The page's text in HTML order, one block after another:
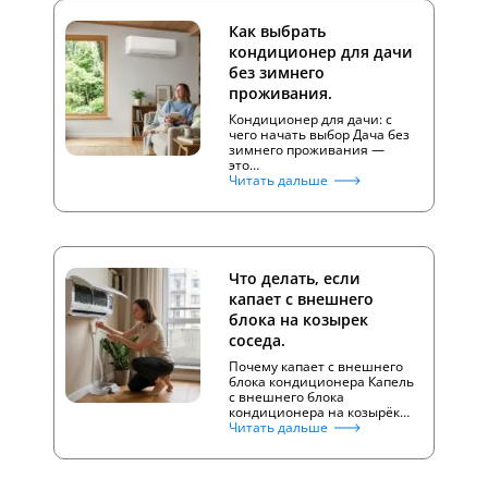
Как выбрать
кондиционер для дачи
без зимнего
проживания.
Кондиционер для дачи: с
чего начать выбор Дача без
зимнего проживания —
это…
Читать дальше
Что делать, если
капает с внешнего
блока на козырек
соседа.
Почему капает с внешнего
блока кондиционера Капель
с внешнего блока
кондиционера на козырёк…
Читать дальше